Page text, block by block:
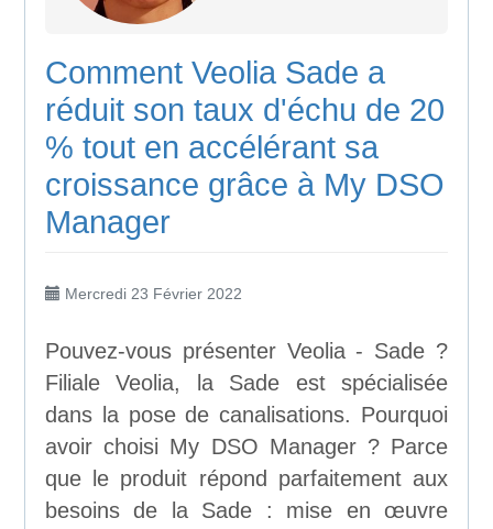
Comment Veolia Sade a
réduit son taux d'échu de 20
% tout en accélérant sa
croissance grâce à My DSO
Manager
Mercredi 23 Février 2022
Pouvez-vous présenter Veolia - Sade ?
Filiale Veolia, la Sade est spécialisée
dans la pose de canalisations. Pourquoi
avoir choisi My DSO Manager ? Parce
que le produit répond parfaitement aux
besoins de la Sade : mise en œuvre